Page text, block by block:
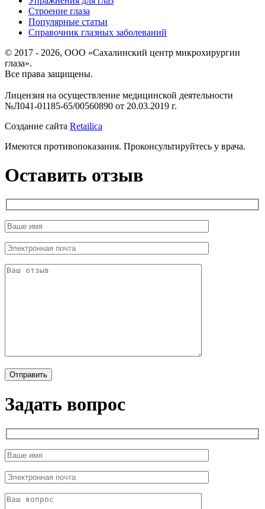
Строение глаза
Популярные статьи
Справочник глазных заболеваний
© 2017 - 2026, ООО «Сахалинский центр микрохирургии
глаза».
Все права защищены.
Лицензия на осуществление медицинской деятельности
№Л041-01185-65/00560890 от 20.03.2019 г.
Создание сайта Retailica
Имеются противопоказания. Проконсультируйтесь у врача.
Оставить отзыв
Задать вопрос